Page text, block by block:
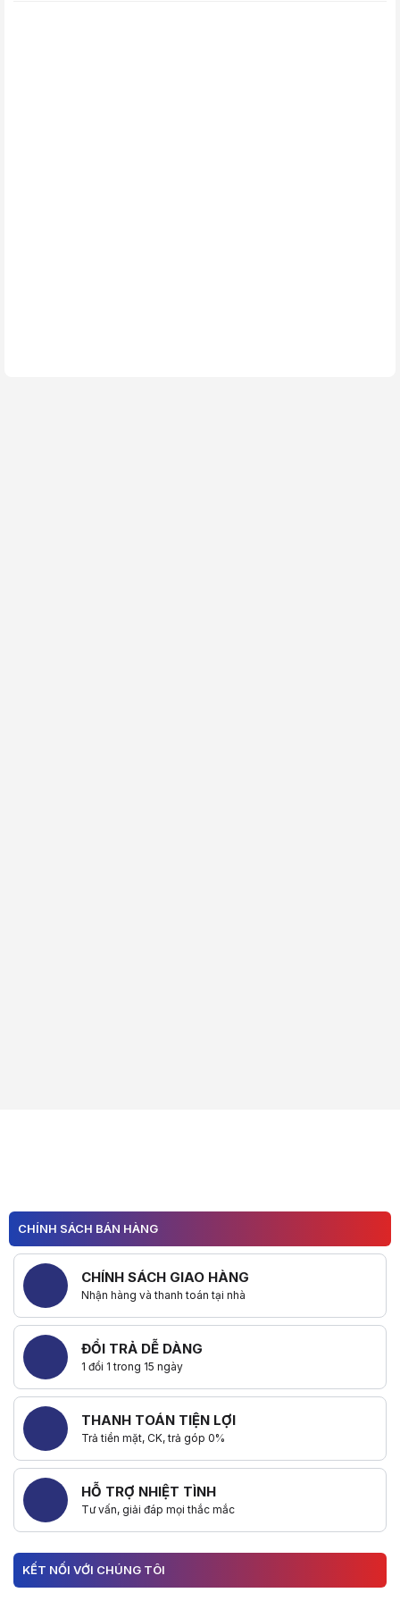
CHÍNH SÁCH BÁN HÀNG
CHÍNH SÁCH GIAO HÀNG
Nhận hàng và thanh toán tại nhà
ĐỔI TRẢ DỄ DÀNG
1 đổi 1 trong 15 ngày
THANH TOÁN TIỆN LỢI
Trả tiền mặt, CK, trả góp 0%
HỖ TRỢ NHIỆT TÌNH
Tư vấn, giải đáp mọi thắc mắc
KẾT NỐI VỚI CHÚNG TÔI